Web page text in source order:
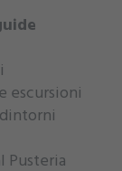
escursioni
Pusteria